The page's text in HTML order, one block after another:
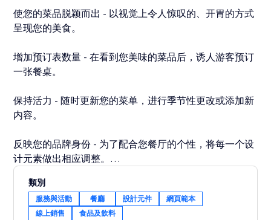
使您的菜品脱颖而出 - 以视觉上令人惊叹的、开胃的方式
呈现您的美食。
增加预订表数量 - 在看到您美味的菜品后，诱人游客预订
一张餐桌。
保持活力 - 随时更新您的菜单，进行季节性更改或添加新
内容。
反映您的品牌身份 - 为了配合您餐厅的个性，将每一个设
计元素做出相应调整。
触及每位客人 - 适配移动设备的菜单确保在任何设备上都
能流畅使用。
類別
服務與活動 餐廳 設計元件
網頁範本
線上銷售
食品及飲料